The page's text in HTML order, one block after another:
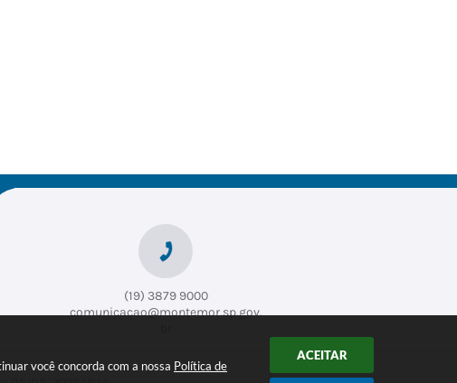
você concorda com a nossa Política de
ACEITAR
(19) 3879 9000
comunicacao@montemor.sp.gov.